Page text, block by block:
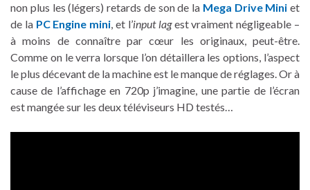
non plus les (légers) retards de son de la Mega Drive Mini et
de la PC Engine mini, et l’input lagest vraiment négligeable –
à moins de connaître par cœur les originaux, peut-être.
Comme on le verra lorsque l’on détaillera les options, l’aspect
le plus décevant de la machine est le manque de réglages. Or à
cause de l’affichage en 720p j’imagine, une partie de l’écran
est mangée sur les deux téléviseurs HD testés…